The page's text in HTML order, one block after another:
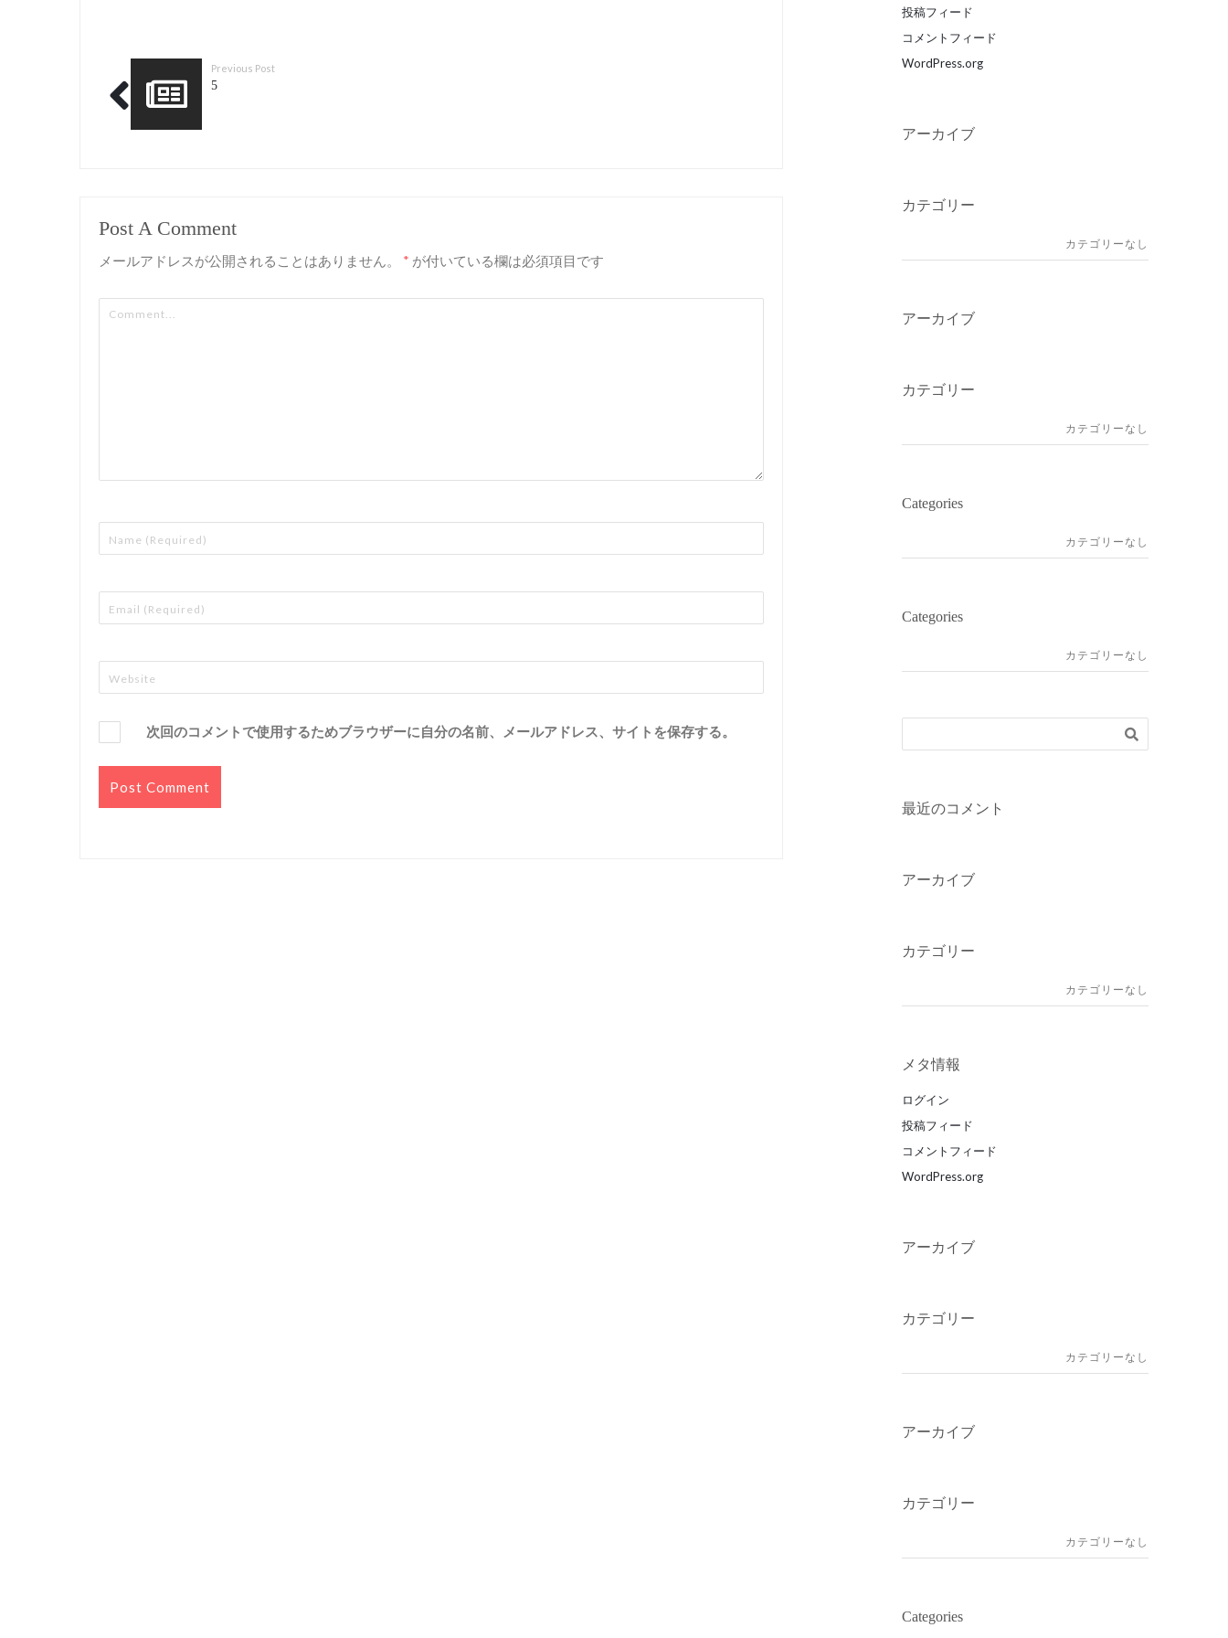
Previous Post
5
Post A Comment
メールアドレスが公開されることはありません。 * が付いている欄は必須項目です
次回のコメントで使用するためブラウザーに自分の名前、メールアドレス、サイトを保存する。
投稿フィード
コメントフィード
WordPress.org
アーカイブ
カテゴリー
カテゴリーなし
アーカイブ
カテゴリー
カテゴリーなし
Categories
カテゴリーなし
Categories
カテゴリーなし
最近のコメント
アーカイブ
カテゴリー
カテゴリーなし
メタ情報
ログイン
投稿フィード
コメントフィード
WordPress.org
アーカイブ
カテゴリー
カテゴリーなし
アーカイブ
カテゴリー
カテゴリーなし
Categories